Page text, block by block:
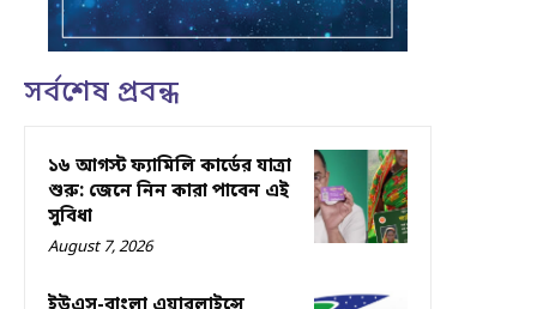
সর্বশেষ প্রবন্ধ
১৬ আগস্ট ফ্যামিলি কার্ডের যাত্রা
শুরু: জেনে নিন কারা পাবেন এই
সুবিধা
August 7, 2026